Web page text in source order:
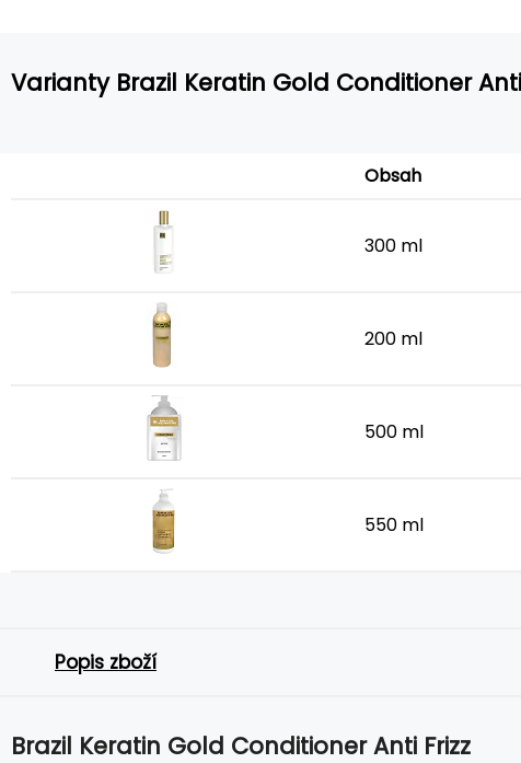
Varianty Brazil Keratin Gold Conditioner Anti
Obsah
300 ml
200 ml
500 ml
550 ml
Popis zboží
Brazil Keratin Gold Conditioner Anti Frizz